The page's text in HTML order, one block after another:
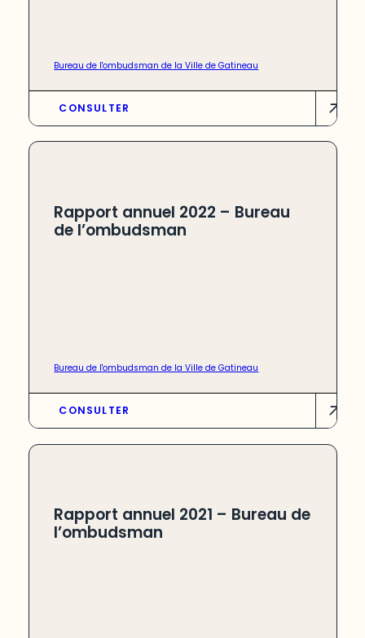
Bureau de l'ombudsman de la Ville de Gatineau
CONSULTER
Rapport annuel 2022 – Bureau
de l’ombudsman
Bureau de l'ombudsman de la Ville de Gatineau
CONSULTER
Rapport annuel 2021 – Bureau de
l’ombudsman